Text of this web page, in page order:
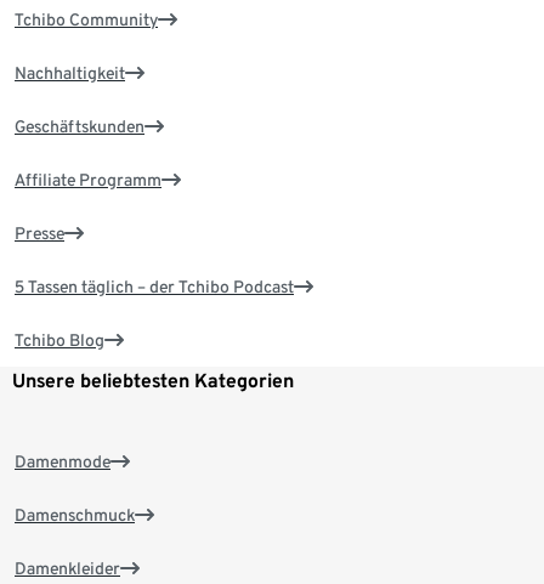
Tchibo Community
Nachhaltigkeit
Geschäftskunden
Affiliate Programm
Presse
5 Tassen täglich – der Tchibo Podcast
Tchibo Blog
Unsere beliebtesten Kategorien
Damenmode
Damenschmuck
Damenkleider